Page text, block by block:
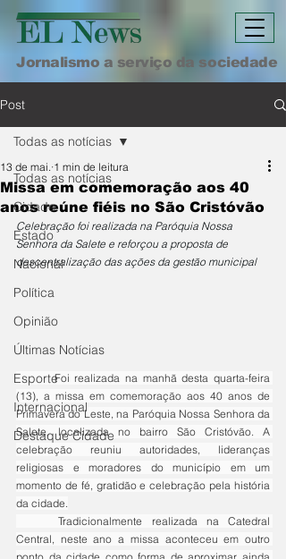
Jornalismo a serviço da sociedade
Post
Todas as notícias
Cidade
Estado
Nacional
Política
Opinião
Últimas Notícias
Esporte
Internacional
Destaque Cidade
Todas as notícias
Missa em comemoração aos 40
anos reúne fiéis no São Cristóvão
13 de mai. 1 min de leitura
Celebração foi realizada na Paróquia Nossa
Senhora da Salete e reforçou a proposta de
descentralização das ações da gestão municipal
	Foi realizada na manhã desta quarta-feira
(13), a missa em comemoração aos 40 anos de
Primavera do Leste, na Paróquia Nossa Senhora da
Salete, localizada no bairro São Cristóvão. A
celebração reuniu autoridades, lideranças
religiosas e moradores do município em um
momento de fé, gratidão e celebração pela história
da cidade.
	Tradicionalmente realizada na Catedral
Central, neste ano a missa aconteceu em outro